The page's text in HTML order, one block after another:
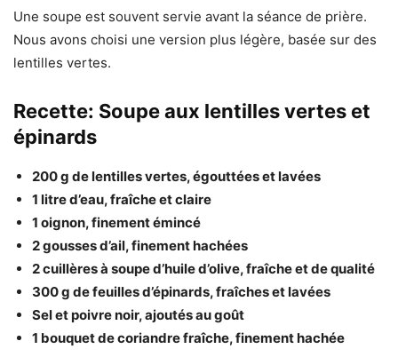
Une soupe est souvent servie avant la séance de prière.
Nous avons choisi une version plus légère, basée sur des
lentilles vertes.
Recette: Soupe aux lentilles vertes et
épinards
200 g de lentilles vertes, égouttées et lavées
1 litre d’eau, fraîche et claire
1 oignon, finement émincé
2 gousses d’ail, finement hachées
2 cuillères à soupe d’huile d’olive, fraîche et de qualité
300 g de feuilles d’épinards, fraîches et lavées
Sel et poivre noir, ajoutés au goût
1 bouquet de coriandre fraîche, finement hachée